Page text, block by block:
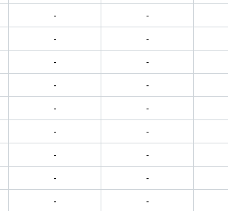
- -
- -
- -
- -
- -
- -
- -
- -
- -